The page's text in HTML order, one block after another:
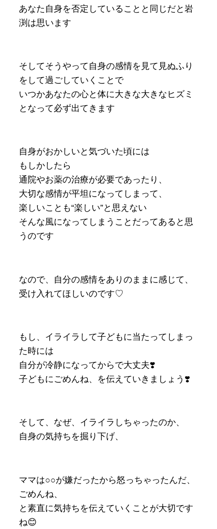
あなた自身を否定していることと同じだと岩
渕は思います
そしてそうやって自身の感情を見て見ぬふり
をして過ごしていくことで
いつかあなたの心と体に大きな大きなヒズミ
となって必ず出てきます
自身がおかしいと気づいた頃には
もしかしたら
通院やお薬の治療が必要であったり、
大切な感情が平坦になってしまって、
楽しいことも“楽しい”と思えない
そんな風になってしまうことだってあると思
うのです
なので、自分の感情をありのままに感じて、
受け入れてほしいのです♡
もし、イライラして子どもに当たってしまっ
た時には
自分が冷静になってからで大丈夫❣️
子どもにごめんね、を伝えていきましょう❣️
そして、なぜ、イライラしちゃったのか、
自身の気持ちを掘り下げ、
ママは○○が嫌だったから怒っちゃったんだ、
ごめんね、
と素直に気持ちを伝えていくことが大切です
ね😊